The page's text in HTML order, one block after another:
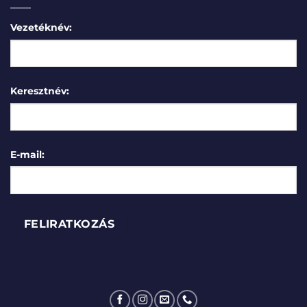
Vezetéknév:
Keresztnév:
E-mail: